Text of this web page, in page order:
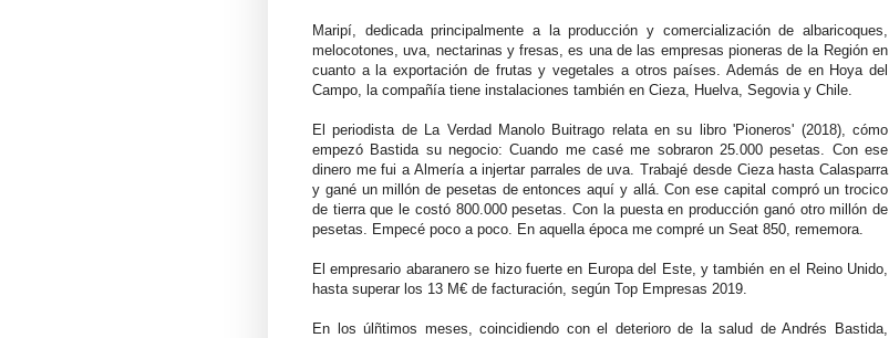
Maripí, dedicada principalmente a la producción y comercialización de albaricoques,
melocotones, uva, nectarinas y fresas, es una de las empresas pioneras de la Región en
cuanto a la exportación de frutas y vegetales a otros países. Además de en Hoya del
Campo, la compañía tiene instalaciones también en Cieza, Huelva, Segovia y Chile.
El periodista de La Verdad Manolo Buitrago relata en su libro 'Pioneros' (2018), cómo
empezó Bastida su negocio: Cuando me casé me sobraron 25.000 pesetas. Con ese
dinero me fui a Almería a injertar parrales de uva. Trabajé desde Cieza hasta Calasparra
y gané un millón de pesetas de entonces aquí y allá. Con ese capital compró un trocico
de tierra que le costó 800.000 pesetas. Con la puesta en producción ganó otro millón de
pesetas. Empecé poco a poco. En aquella época me compré un Seat 850, rememora.
El empresario abaranero se hizo fuerte en Europa del Este, y también en el Reino Unido,
hasta superar los 13 M€ de facturación, según Top Empresas 2019.
En los úlñtimos meses, coincidiendo con el deterioro de la salud de Andrés Bastida,